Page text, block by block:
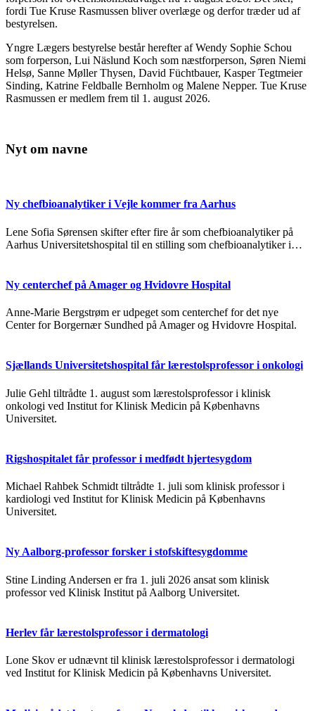
fordi Tue Kruse Rasmussen bliver overlæge og derfor træder ud af
bestyrelsen.
Yngre Lægers bestyrelse består herefter af Wendy Sophie Schou
som forperson, Lui Näslund Koch som næstforperson, Søren Niemi
Helsø, Sanne Møller Thysen, David Füchtbauer, Kasper Tegtmeier
Sinding, Katrine Feldballe Bernholm og Malene Nepper. Tue Kruse
Rasmussen er medlem frem til 1. august 2026.
Nyt om navne
Ny chefbioanalytiker i Vejle kommer fra Aarhus
Lene Sofia Sørensen skifter efter fire år som chefbioanalytiker på
Aarhus Universitetshospital til en stilling som chefbioanalytiker i…
Ny centerchef på Amager og Hvidovre Hospital
Anne-Marie Bergstrøm er udpeget som centerchef for det nye
Center for Borgernær Sundhed på Amager og Hvidovre Hospital.
Sjællands Universitetshospital får lærestolsprofessor i onkologi
Julie Gehl tiltrådte 1. august som lærestolsprofessor i klinisk
onkologi ved Institut for Klinisk Medicin på Københavns
Universitet.
Rigshospitalet får professor i medfødt hjertesygdom
Michael Rahbek Schmidt tiltrådte 1. juli som klinisk professor i
kardiologi ved Institut for Klinisk Medicin på Københavns
Universitet.
Ny Aalborg-professor forsker i stofskiftesygdomme
Stine Linding Andersen er fra 1. juli 2026 ansat som klinisk
professor ved Klinisk Institut på Aalborg Universitet.
Herlev får lærestolsprofessor i dermatologi
Lone Skov er udnævnt til klinisk lærestolsprofessor i dermatologi
ved Institut for Klinisk Medicin på Københavns Universitet.